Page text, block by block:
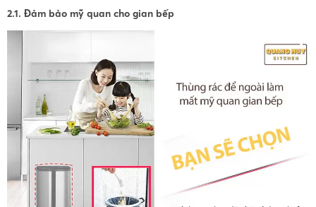
2.1. Đảm bảo mỹ quan cho gian bếp